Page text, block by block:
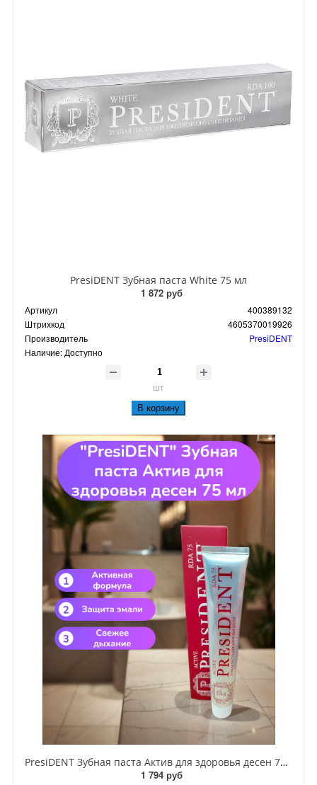
PresiDENT Зубная паста White 75 мл
1 872 руб
Артикул
400389132
Штрихкод
4605370019926
Производитель
PresiDENT
Наличие: Доступно
шт
В корзину
PresiDENT Зубная паста Актив для здоровья десен 75 мл
1 794 руб